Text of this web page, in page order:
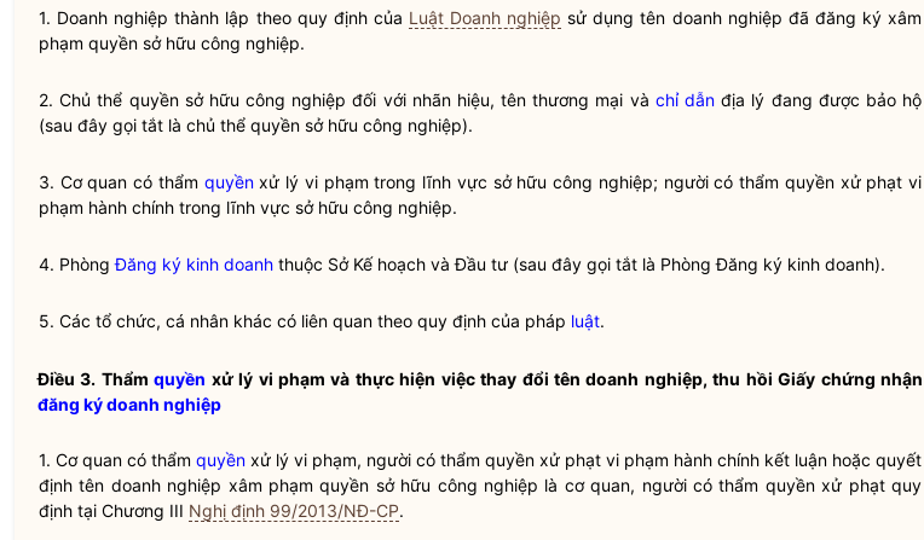
1. Doanh nghiệp thành lập theo quy định của Luật Doanh nghiệp sử dụng tên doanh nghiệp đã đăng ký xâm
phạm quyền sở hữu công nghiệp.
2. Chủ thể quyềnsở hữu công nghiệp đối với nhãn hiệu, tên thương mại và chỉ dẫnđịa lý đang được bảo hộ
(sau đây gọi tắt là chủ thể quyền sở hữu công nghiệp).
3. Cơ quan có thẩm quyềnxử lý vi phạm trong lĩnh vực sở hữu công nghiệp; người có thẩm quyềnxử phạt vi
phạm hành chính trong lĩnh vực sở hữu công nghiệp.
4. PhòngĐăng ký kinh doanh thuộc Sở Kế hoạch và Đầu tư (sau đây gọi tắt là PhòngĐăng ký kinh doanh).
5. Các tổ chức, cá nhân khác có liên quan theo quy định của pháp luật.
Điều 3. Thẩmquyền xử lý vi phạm và thực hiện việc thay đổi tên doanh nghiệp, thu hồi Giấy chứng nhận
đăng ký doanh nghiệp
1. Cơ quan có thẩm quyền xử lý vi phạm, người có thẩm quyền xử phạt vi phạm hành chính kết luận hoặc quyết
định tên doanh nghiệp xâm phạmquyền sở hữu công nghiệp là cơ quan, người có thẩm quyềnxử phạt quy
định tại Chương III Nghị định 99/2013/NĐ-CP.